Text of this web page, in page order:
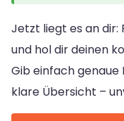
Jetzt liegt es an dir:
und hol dir deinen
Gib einfach genaue
klare Übersicht –